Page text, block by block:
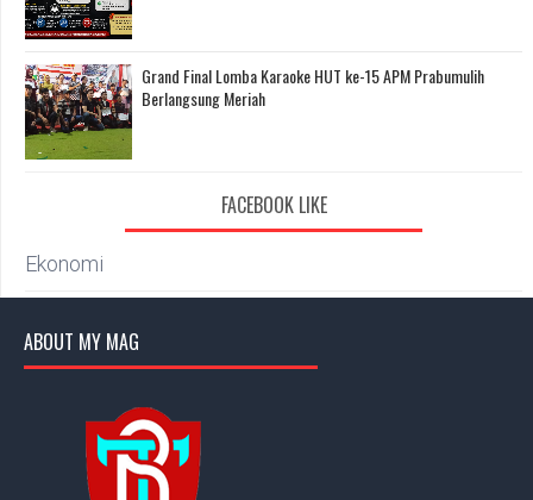
Grand Final Lomba Karaoke HUT ke-15 APM Prabumulih
Berlangsung Meriah
FACEBOOK LIKE
Ekonomi
ABOUT MY MAG